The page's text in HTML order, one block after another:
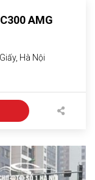
AMG
Hà Nội